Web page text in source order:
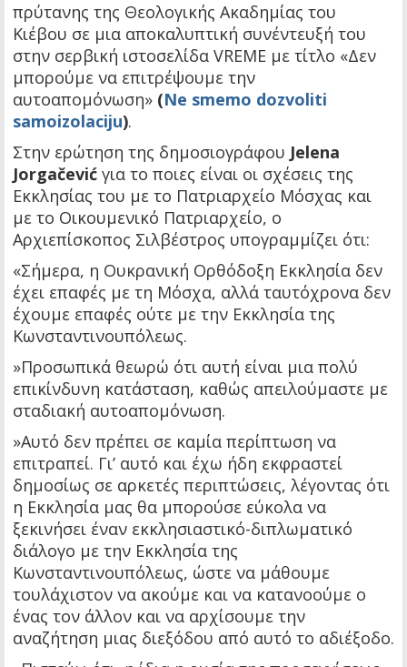
πρύτανης της Θεολογικής Ακαδημίας του
Κιέβου σε μια αποκαλυπτική συνέντευξή του
στην σερβική ιστοσελίδα VREME με τίτλο «Δεν
μπορούμε να επιτρέψουμε την
αυτοαπομόνωση» (Ne smemo dozvoliti
samoizolaciju).
Στην ερώτηση της δημοσιογράφου Jelena
Jorgačević για το ποιες είναι οι σχέσεις της
Εκκλησίας του με το Πατριαρχείο Μόσχας και
με το Οικουμενικό Πατριαρχείο, ο
Αρχιεπίσκοπος Σιλβέστρος υπογραμμίζει ότι:
«Σήμερα, η Ουκρανική Ορθόδοξη Εκκλησία δεν
έχει επαφές με τη Μόσχα, αλλά ταυτόχρονα δεν
έχουμε επαφές ούτε με την Εκκλησία της
Κωνσταντινουπόλεως.
»Προσωπικά θεωρώ ότι αυτή είναι μια πολύ
επικίνδυνη κατάσταση, καθώς απειλούμαστε με
σταδιακή αυτοαπομόνωση.
»Αυτό δεν πρέπει σε καμία περίπτωση να
επιτραπεί. Γι’ αυτό και έχω ήδη εκφραστεί
δημοσίως σε αρκετές περιπτώσεις, λέγοντας ότι
η Εκκλησία μας θα μπορούσε εύκολα να
ξεκινήσει έναν εκκλησιαστικό-διπλωματικό
διάλογο με την Εκκλησία της
Κωνσταντινουπόλεως, ώστε να μάθουμε
τουλάχιστον να ακούμε και να κατανοούμε ο
ένας τον άλλον και να αρχίσουμε την
αναζήτηση μιας διεξόδου από αυτό το αδιέξοδο.